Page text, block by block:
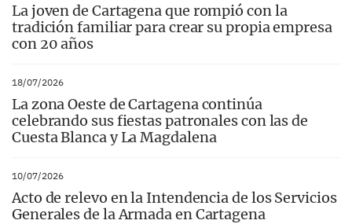
La joven de Cartagena que rompió con la
tradición familiar para crear su propia empresa
con 20 años
18/07/2026
La zona Oeste de Cartagena continúa
celebrando sus fiestas patronales con las de
Cuesta Blanca y La Magdalena
10/07/2026
Acto de relevo en la Intendencia de los Servicios
Generales de la Armada en Cartagena